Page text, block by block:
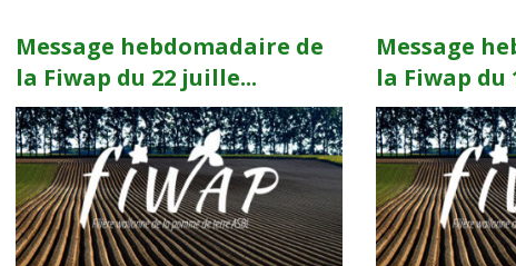
Message hebdomadaire de
la Fiwap du 22 juille...
Message
la Fiwap du